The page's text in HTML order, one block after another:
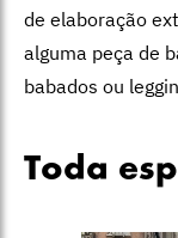
de elaboração
alguma peça de
babados ou
Toda